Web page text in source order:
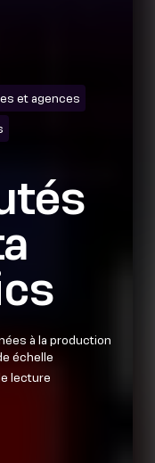
et agences
à la production
échelle
lecture